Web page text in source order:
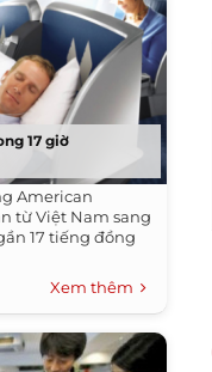
17 giờ
American
từ Việt Nam sang
17 tiếng đồng
Xem thêm